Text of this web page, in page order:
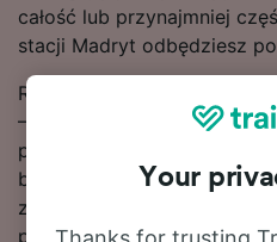
całość lub przynajmniej
stacji Madryt odbędziesz
Rezerwuj bilety kolejowe na
– Madryt z wyprzedzeniem
podróży, aby załapać się
biletów na przejazd na
znaleźć za pomocą
podróży.
Your